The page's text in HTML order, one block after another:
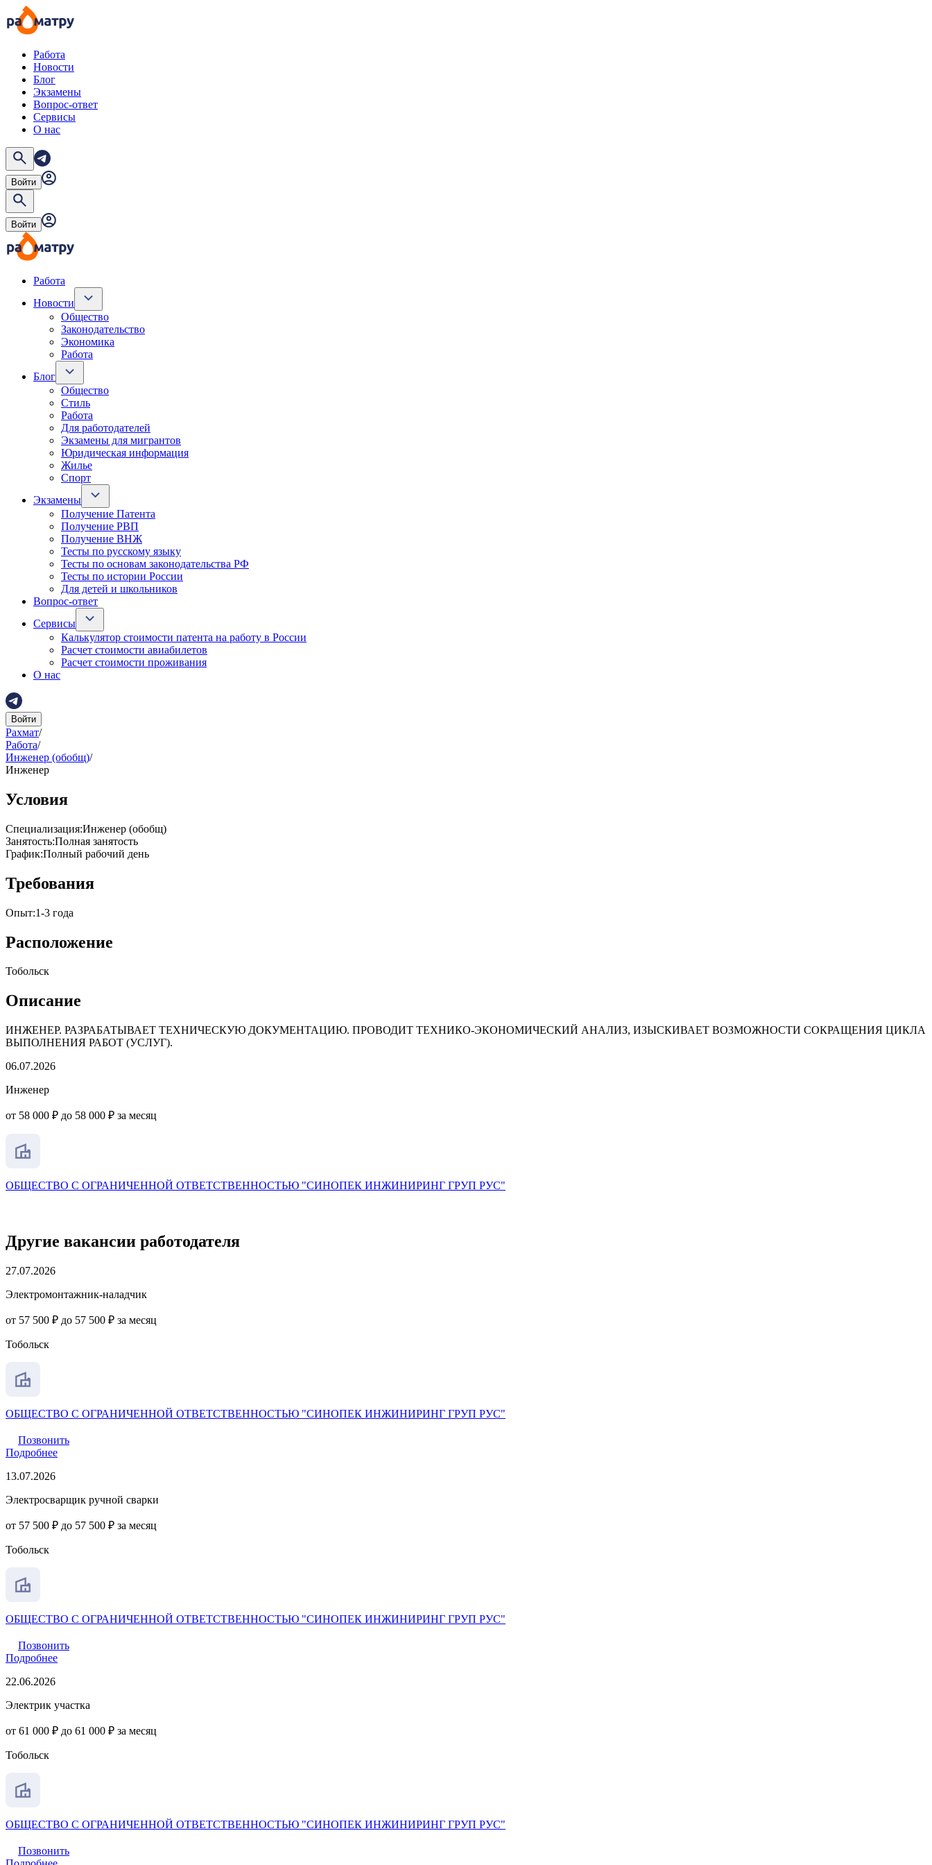
Работа
Новости
Блог
Экзамены
Вопрос-ответ
Сервисы
О нас
Войти
Войти
Работа
Новости
Общество
Законодательство
Экономика
Работа
Блог
Общество
Стиль
Работа
Для работодателей
Экзамены для мигрантов
Юридическая информация
Жилье
Спорт
Экзамены
Получение Патента
Получение РВП
Получение ВНЖ
Тесты по русскому языку
Тесты по основам законодательства РФ
Тесты по истории России
Для детей и школьников
Вопрос-ответ
Сервисы
Калькулятор стоимости патента на работу в России
Расчет стоимости авиабилетов
Расчет стоимости проживания
О нас
Войти
Рахмат/
Работа/
Инженер (обобщ)/
Инженер
Условия
Специализация:Инженер (обобщ)
Занятость:Полная занятость
График:Полный рабочий день
Требования
Опыт:1-3 года
Расположение
Тобольск
Описание
ИНЖЕНЕР. РАЗРАБАТЫВАЕТ ТЕХНИЧЕСКУЮ ДОКУМЕНТАЦИЮ. ПРОВОДИТ ТЕХНИКО-ЭКОНОМИЧЕСКИЙ АНАЛИЗ, ИЗЫСКИВАЕТ ВОЗМОЖНОСТИ СОКРАЩЕНИЯ ЦИКЛА
ВЫПОЛНЕНИЯ РАБОТ (УСЛУГ).
06.07.2026
Инженер
от 58 000 ₽ до 58 000 ₽ за месяц
ОБЩЕСТВО С ОГРАНИЧЕННОЙ ОТВЕТСТВЕННОСТЬЮ "СИНОПЕК ИНЖИНИРИНГ ГРУП РУС"
Другие вакансии работодателя
27.07.2026
Электромонтажник-наладчик
от 57 500 ₽ до 57 500 ₽ за месяц
Тобольск
ОБЩЕСТВО С ОГРАНИЧЕННОЙ ОТВЕТСТВЕННОСТЬЮ "СИНОПЕК ИНЖИНИРИНГ ГРУП РУС"
Позвонить
Подробнее
13.07.2026
Электросварщик ручной сварки
от 57 500 ₽ до 57 500 ₽ за месяц
Тобольск
ОБЩЕСТВО С ОГРАНИЧЕННОЙ ОТВЕТСТВЕННОСТЬЮ "СИНОПЕК ИНЖИНИРИНГ ГРУП РУС"
Позвонить
Подробнее
22.06.2026
Электрик участка
от 61 000 ₽ до 61 000 ₽ за месяц
Тобольск
ОБЩЕСТВО С ОГРАНИЧЕННОЙ ОТВЕТСТВЕННОСТЬЮ "СИНОПЕК ИНЖИНИРИНГ ГРУП РУС"
Позвонить